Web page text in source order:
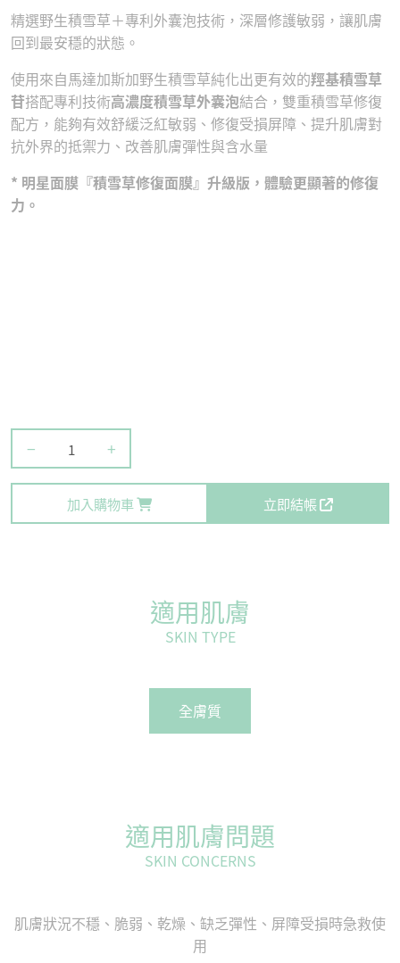
精選野⽣積雪草＋專利外囊泡技術，深層修護敏弱，讓肌膚
回到最安穩的狀態。
使⽤來⾃⾺達加斯加野⽣積雪草純化出更有效的羥基積雪草
苷搭配專利技術⾼濃度積雪草外囊泡結合，雙重積雪草修復
配⽅，能夠有效舒緩泛紅敏弱、修復受損屏障、提升肌膚對
抗外界的抵禦⼒、改善肌膚彈性與含⽔量
* 明星⾯膜『積雪草修復⾯膜』升級版，體驗更顯著的修復
⼒。
− +
加入購物車 立即結帳
適用肌膚
SKIN TYPE
全膚質
適用肌膚問題
SKIN CONCERNS
肌膚狀況不穩、脆弱、乾燥、缺乏彈性、屏障受損時急救使
⽤